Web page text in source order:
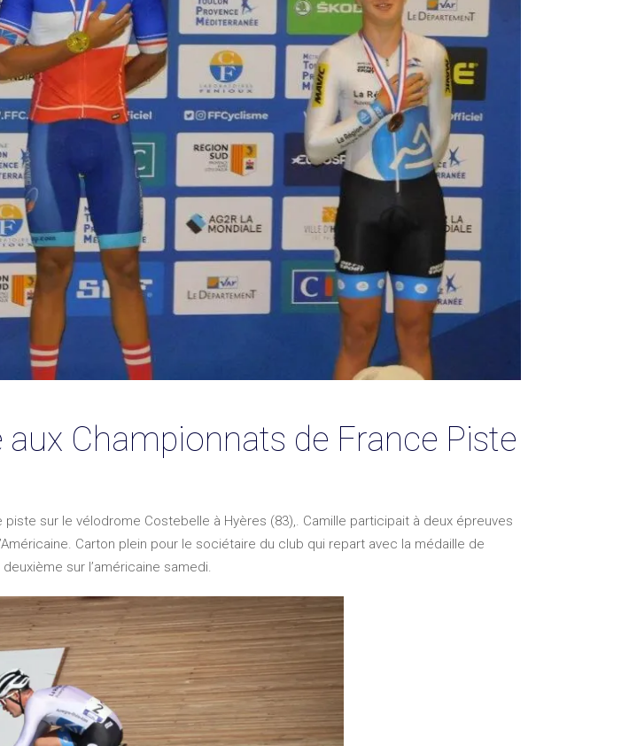
Championnats de France Piste
sur le vélodrome Costebelle à Hyères (83),. Camille participait à deux épreuves
Carton plein pour le sociétaire du club qui repart avec la médaille de
sur l’américaine samedi.